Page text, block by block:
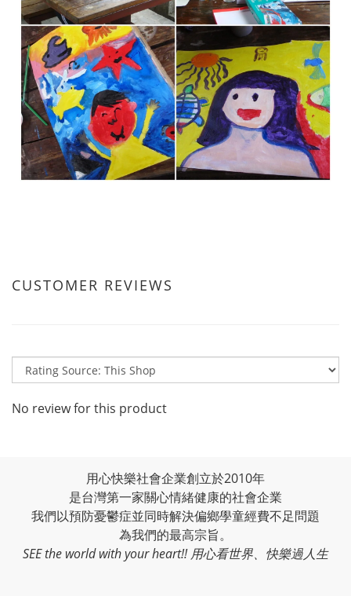
CUSTOMER REVIEWS
No review for this product
用心快樂社會企業創立於2010年
是台灣第一家關心情緒健康的社會企業
我們以預防憂鬱症並同時解決偏鄉學童經費不足問題
為我們的最高宗旨。
SEE the world with your heart!! 用心看世界、快樂過人生